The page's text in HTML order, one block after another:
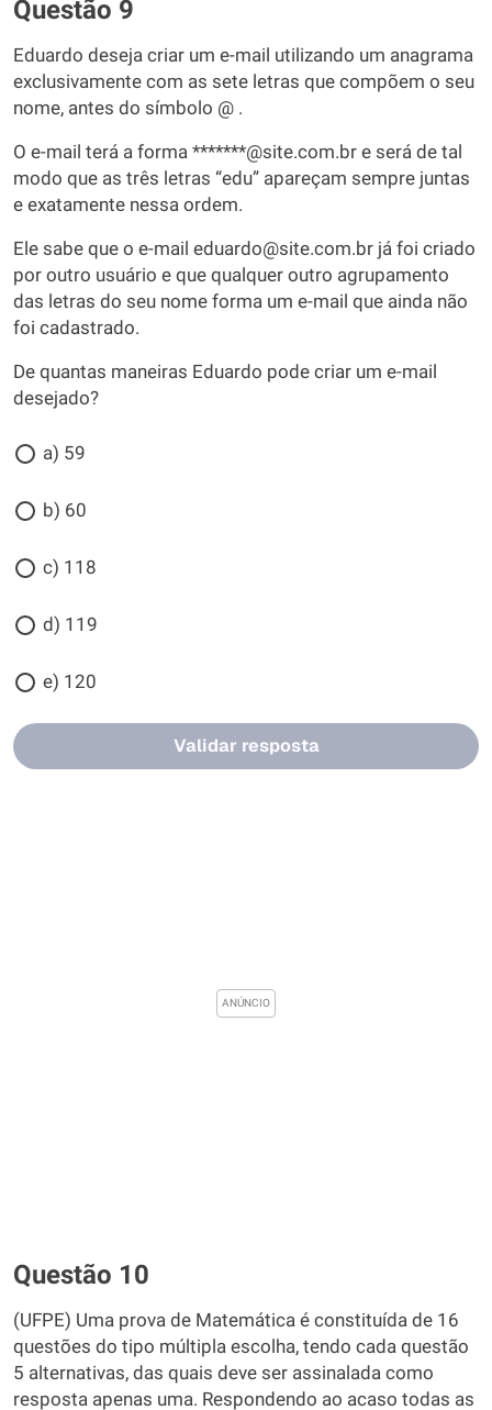
Questão 9
Eduardo deseja criar um e-mail utilizando um anagrama
exclusivamente com as sete letras que compõem o seu
nome, antes do símbolo @ .
O e-mail terá a forma *******@site.com.br e será de tal
modo que as três letras “edu” apareçam sempre juntas
e exatamente nessa ordem.
Ele sabe que o e-mail eduardo@site.com.br já foi criado
por outro usuário e que qualquer outro agrupamento
das letras do seu nome forma um e-mail que ainda não
foi cadastrado.
De quantas maneiras Eduardo pode criar um e-mail
desejado?
a) 59
b) 60
c) 118
d) 119
e) 120
Validar resposta
Questão 10
(UFPE) Uma prova de Matemática é constituída de 16
questões do tipo múltipla escolha, tendo cada questão
5 alternativas, das quais deve ser assinalada como
resposta apenas uma. Respondendo ao acaso todas as